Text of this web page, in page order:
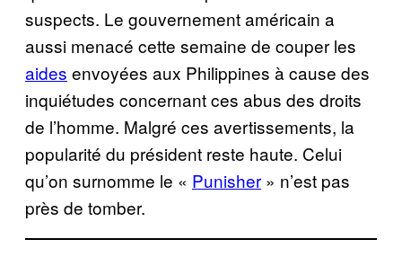
suspects. Le gouvernement américain a
aussi menacé cette semaine de couper les
aides envoyées aux Philippines à cause des
inquiétudes concernant ces abus des droits
de l’homme. Malgré ces avertissements, la
popularité du président reste haute. Celui
qu’on surnomme le « Punisher » n’est pas
près de tomber.